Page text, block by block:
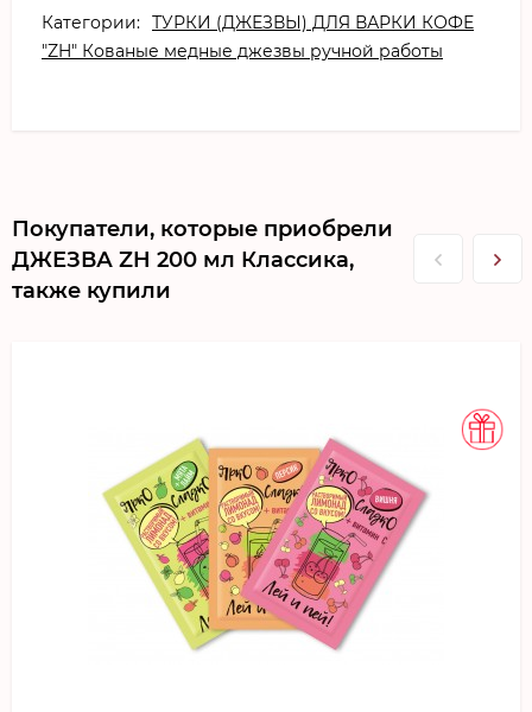
Категории: ТУРКИ (ДЖЕЗВЫ) ДЛЯ ВАРКИ КОФЕ
"ZH" Кованые медные джезвы ручной работы
Покупатели, которые приобрели
ДЖЕЗВА ZH 200 мл Классика,
также купили